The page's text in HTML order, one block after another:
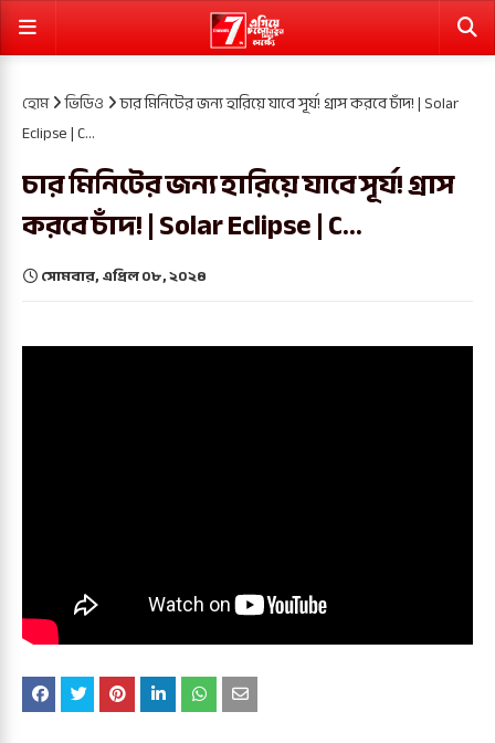
হোম ভিডিও চার মিনিটের জন্য হারিয়ে যাবে সূর্য! গ্রাস করবে চাঁদ! | Solar
Eclipse | C...
চার মিনিটের জন্য হারিয়ে যাবে সূর্য! গ্রাস
করবে চাঁদ! | Solar Eclipse | C...
সোমবার, এপ্রিল ০৮, ২০২৪